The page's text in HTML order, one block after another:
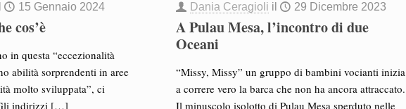
15 Gennaio 2024
cos’è
in questa “eccezionalità
abilità sorprendenti in aree
molto sviluppata”, ci
indirizzi[…]
Dania Ceragioli il 29 Dicembre 2023
A Pulau Mesa, l’incontro di due
Oceani
“Missy, Missy” un gruppo di bambini vocianti inizia
a correre vero la barca che non ha ancora attraccato.
Il minuscolo isolotto di Pulau Mesa sperduto nelle